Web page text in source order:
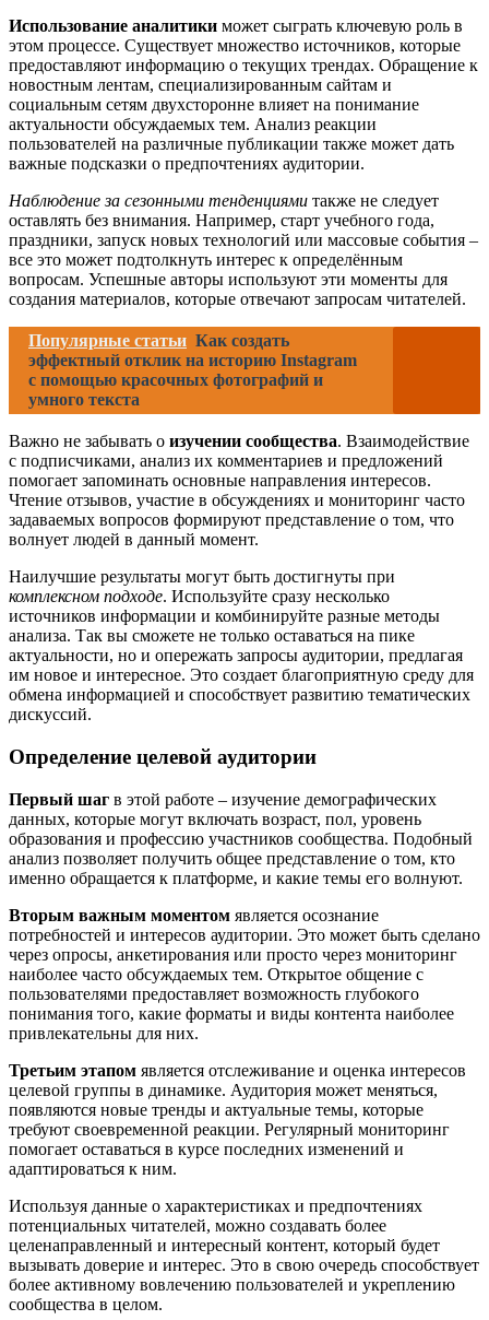
Использование аналитики может сыграть ключевую роль в
этом процессе. Существует множество источников, которые
предоставляют информацию о текущих трендах. Обращение к
новостным лентам, специализированным сайтам и
социальным сетям двухсторонне влияет на понимание
актуальности обсуждаемых тем. Анализ реакции
пользователей на различные публикации также может дать
важные подсказки о предпочтениях аудитории.
Наблюдение за сезонными тенденциями также не следует
оставлять без внимания. Например, старт учебного года,
праздники, запуск новых технологий или массовые события –
все это может подтолкнуть интерес к определённым
вопросам. Успешные авторы используют эти моменты для
создания материалов, которые отвечают запросам читателей.
Популярные статьи Как создать
эффектный отклик на историю Instagram
с помощью красочных фотографий и
умного текста
Важно не забывать о изучении сообщества. Взаимодействие
с подписчиками, анализ их комментариев и предложений
помогает запоминать основные направления интересов.
Чтение отзывов, участие в обсуждениях и мониторинг часто
задаваемых вопросов формируют представление о том, что
волнует людей в данный момент.
Наилучшие результаты могут быть достигнуты при
комплексном подходе. Используйте сразу несколько
источников информации и комбинируйте разные методы
анализа. Так вы сможете не только оставаться на пике
актуальности, но и опережать запросы аудитории, предлагая
им новое и интересное. Это создает благоприятную среду для
обмена информацией и способствует развитию тематических
дискуссий.
Определение целевой аудитории
Первый шаг в этой работе – изучение демографических
данных, которые могут включать возраст, пол, уровень
образования и профессию участников сообщества. Подобный
анализ позволяет получить общее представление о том, кто
именно обращается к платформе, и какие темы его волнуют.
Вторым важным моментом является осознание
потребностей и интересов аудитории. Это может быть сделано
через опросы, анкетирования или просто через мониторинг
наиболее часто обсуждаемых тем. Открытое общение с
пользователями предоставляет возможность глубокого
понимания того, какие форматы и виды контента наиболее
привлекательны для них.
Третьим этапом является отслеживание и оценка интересов
целевой группы в динамике. Аудитория может меняться,
появляются новые тренды и актуальные темы, которые
требуют своевременной реакции. Регулярный мониторинг
помогает оставаться в курсе последних изменений и
адаптироваться к ним.
Используя данные о характеристиках и предпочтениях
потенциальных читателей, можно создавать более
целенаправленный и интересный контент, который будет
вызывать доверие и интерес. Это в свою очередь способствует
более активному вовлечению пользователей и укреплению
сообщества в целом.